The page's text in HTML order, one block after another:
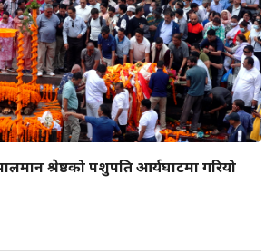
श्रेष्ठको पशुपति आर्यघाटमा गरियो